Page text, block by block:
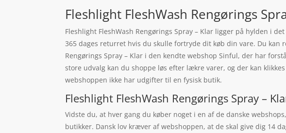
Fleshlight FleshWash Rengørings
Fleshlight FleshWash Rengørings Spray – Klar ligger på hylden i
365 dages returret hvis du skulle fortryde dit køb din vare. Du kan
Rengørings Spray – Klar i den kendte webshop Sinful, der har
store udvalg kan du shoppe løs efter lækre varer, og der kan
webshoppen ikke har udgifter til en fysisk butik.
Fleshlight FleshWash Rengørings Spray –
Vidste du, at hver gang du køber noget i en af de danske
butikker. Dansk lov kræver af webshoppen, at de skal give dig 14